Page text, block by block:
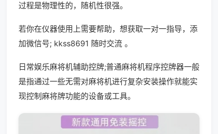
过程是物理性的，随机性很强。
若你在仪器使用上需要帮助，想获取一对一指导，添
加微信号; kkss8691 随时交流 。
日常娱乐麻将机辅助控牌;普通麻将机程序控牌器一般
是指通过一些无需对麻将机进行复杂安装操作就能实
现控制麻将牌功能的设备或工具。